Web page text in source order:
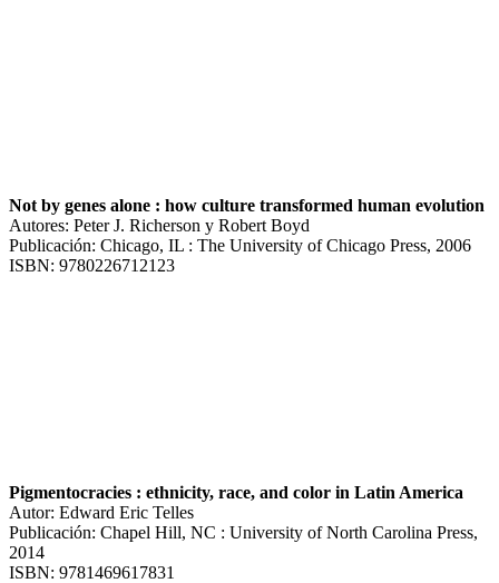
Not by genes alone : how culture transformed human evolution
Autores: Peter J. Richerson y Robert Boyd
Publicación: Chicago, IL : The University of Chicago Press, 2006
ISBN: 9780226712123
Pigmentocracies : ethnicity, race, and color in Latin America
Autor: Edward Eric Telles
Publicación: Chapel Hill, NC : University of North Carolina Press,
2014
ISBN: 9781469617831